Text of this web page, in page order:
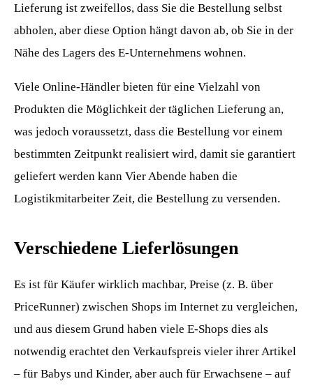
Lieferung ist zweifellos, dass Sie die Bestellung selbst
abholen, aber diese Option hängt davon ab, ob Sie in der
Nähe des Lagers des E-Unternehmens wohnen.
Viele Online-Händler bieten für eine Vielzahl von
Produkten die Möglichkeit der täglichen Lieferung an,
was jedoch voraussetzt, dass die Bestellung vor einem
bestimmten Zeitpunkt realisiert wird, damit sie garantiert
geliefert werden kann Vier Abende haben die
Logistikmitarbeiter Zeit, die Bestellung zu versenden.
Verschiedene Lieferlösungen
Es ist für Käufer wirklich machbar, Preise (z. B. über
PriceRunner) zwischen Shops im Internet zu vergleichen,
und aus diesem Grund haben viele E-Shops dies als
notwendig erachtet den Verkaufspreis vieler ihrer Artikel
– für Babys und Kinder, aber auch für Erwachsene – auf